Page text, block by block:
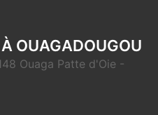
OUAGADOUGOU
Ouaga Patte d'Oie -